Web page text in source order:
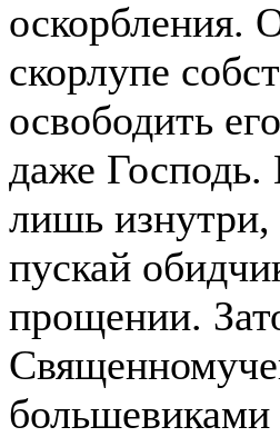
оскорбления.
скорлупе
освободить
даже Господь.
лишь изнутри,
пускай
прощении.
большевиками